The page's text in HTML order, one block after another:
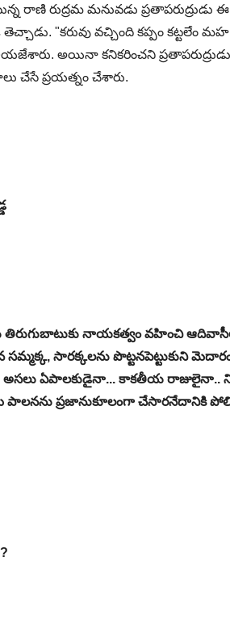
రాణి రుద్రమ మనువడు ప్రతాపరుద్రుడు
"కరువు వచ్చింది కప్పం కట్టలేం
అయినా కనికరించని
చేసే ప్రయత్నం చేశారు.
తిరుగుబాటుకు నాయకత్వం వహించి
సారక్కలను పొట్టనపెట్టుకుని మెదారం
ఏపాలకుడైనా... కాకతీయ రాజులైనా..
పాలనను ప్రజానుకూలంగా చేసారనేదానికి